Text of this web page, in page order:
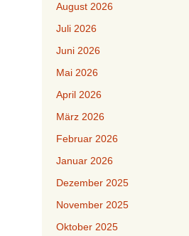
August 2026
Juli 2026
Juni 2026
Mai 2026
April 2026
März 2026
Februar 2026
Januar 2026
Dezember 2025
November 2025
Oktober 2025